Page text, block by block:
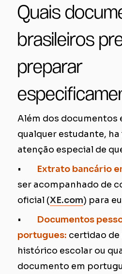
Quais
brasileiros
preparar
Além dos documentos
qualquer estudante,
atenção especial de
• Extrato bancário
ser acompanhado de
oficial (XE.com) para
• Documentos
portugues: certidao
histórico escolar ou
documento em